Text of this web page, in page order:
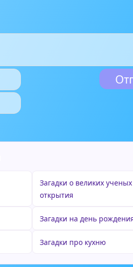
Загадки о великих
открытия
Загадки на день
Загадки про кухню